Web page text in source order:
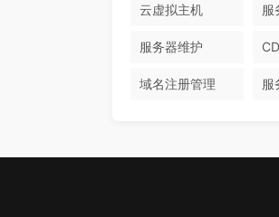
云虚拟主机 服
服务器维护
域名注册管理 服